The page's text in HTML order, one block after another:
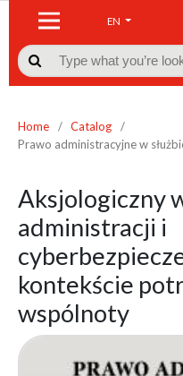
EN

Home / Catalog
/
Prawo administracyjne w
Aksjologiczny
administracji i
kontekście
wspólnoty